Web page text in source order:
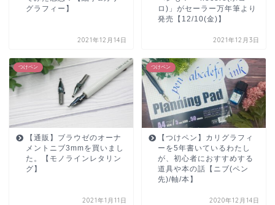
グラフィー】
2021年12月14日
ロ)」がセーラー万年筆より
発売【12/10(金)】
2021年12月3日
つけペン
【通販】ブラウゼのオーナ
メントニブ3mmを買いまし
た。【モノラインレタリン
グ】
2021年1月11日
つけペン
【つけペン】カリグラフィ
ーを5年書いているわたし
が、初心者におすすめする
道具や本の話【ニブ(ペン
先)/軸/本】
2020年12月14日